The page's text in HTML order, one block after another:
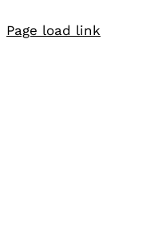
Page load link